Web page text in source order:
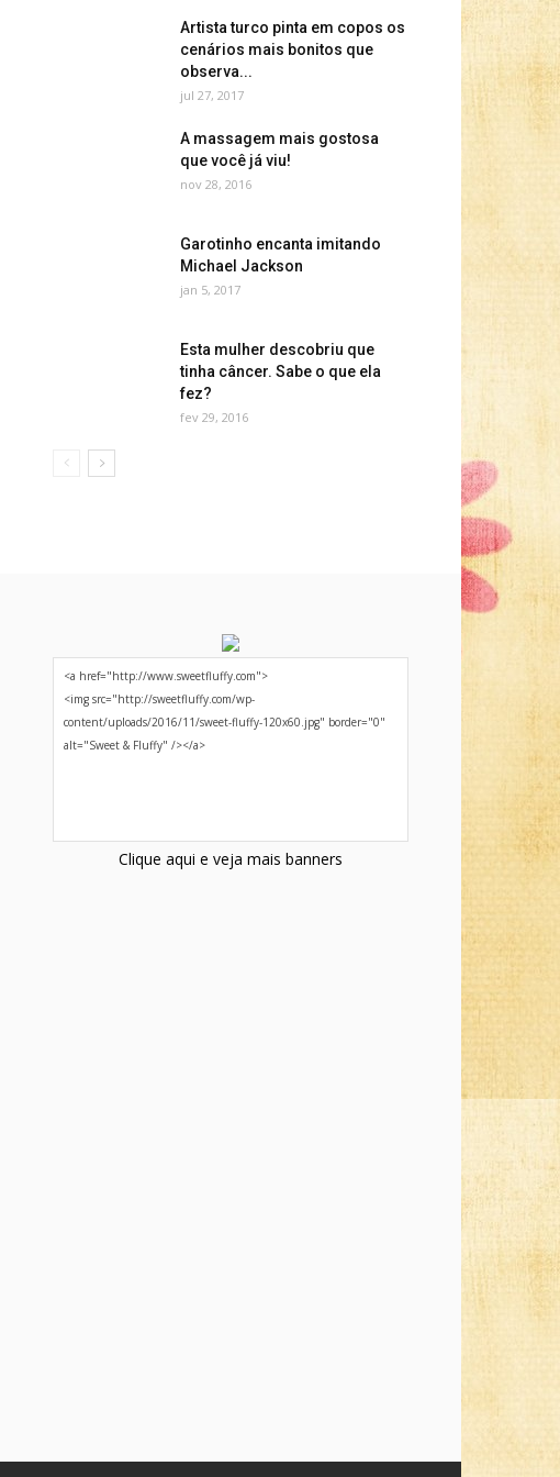
Artista turco pinta em copos os
cenários mais bonitos que
observa...
jul 27, 2017
A massagem mais gostosa
que você já viu!
nov 28, 2016
Garotinho encanta imitando
Michael Jackson
jan 5, 2017
Esta mulher descobriu que
tinha câncer. Sabe o que ela
fez?
fev 29, 2016
Clique aqui e veja mais banners